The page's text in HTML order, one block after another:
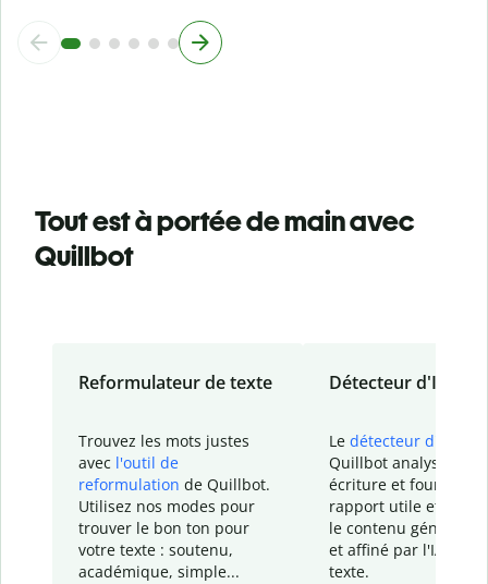
Tout est à portée de main avec
Quillbot
Reformulateur de texte
Trouvez les mots justes
avec l'outil de
reformulation de Quillbot.
Utilisez nos modes pour
trouver le bon ton pour
votre texte : soutenu,
académique, simple...
Détecteur d'IA
Le détecteur d'IA
Quillbot analyse votre
écriture et fournit un
rapport utile et
le contenu généré
et affiné par l'IA
texte.